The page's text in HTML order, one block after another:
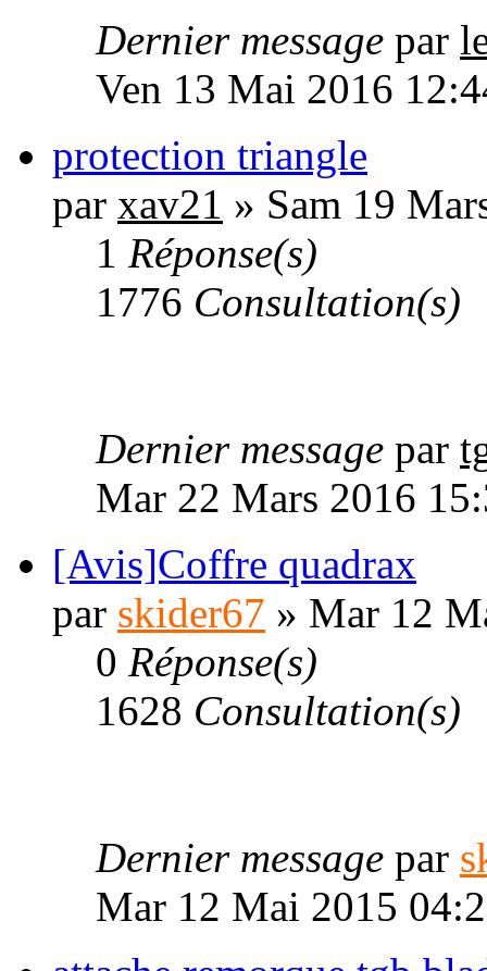
Dernier message par
Ven 13 Mai 2016
protection triangle
par xav21 » Sam 19
1 Réponse(s)
1776 Consultation(s)
Dernier message par
Mar 22 Mars 2016
[Avis]Coffre quadrax
par skider67 » Mar 12
0 Réponse(s)
1628 Consultation(s)
Dernier message par
Mar 12 Mai 2015